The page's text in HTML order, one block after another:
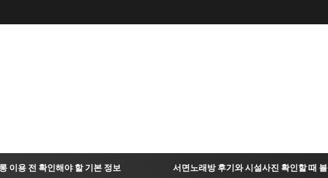
전 확인해야 할 기본 정보 서면노래방 후기와 시설사진 확인할 때 볼 부분